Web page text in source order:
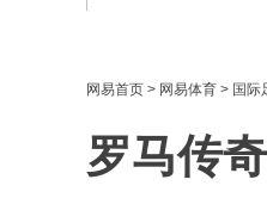
网易首页 > 网易体育 > 国际
罗马传